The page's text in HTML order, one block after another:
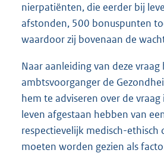
nierpatiënten, die eerder bij
afstonden, 500 bonuspunten
waardoor zij bovenaan de
Naar aanleiding van deze
ambtsvoorganger de
hem te adviseren over de
leven afgestaan hebben van
respectievelijk medisch-ethisch
moeten worden gezien als